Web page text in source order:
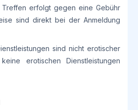
Treffen erfolgt gegen eine Gebühr
sind direkt bei der Anmeldung
sind nicht erotischer
erotischen Dienstleistungen